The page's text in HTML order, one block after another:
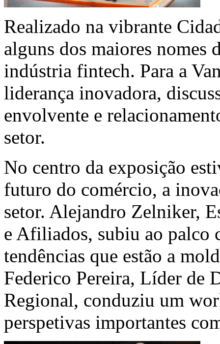
Realizado na vibrante
alguns dos maiores nomes
indústria fintech. Para a
liderança inovadora,
envolvente e
setor.
No centro da exposição
futuro do comércio, a
setor. Alejandro Zelniker,
e Afiliados, subiu ao palco
tendências que estão a
Federico Pereira, Líder de
Regional, conduziu um
perspetivas importantes